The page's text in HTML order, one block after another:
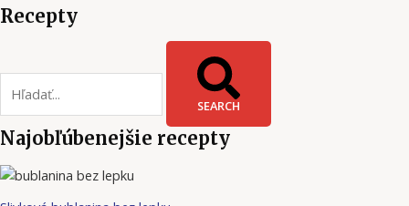
Recepty
SEARCH
Najobľúbenejšie recepty